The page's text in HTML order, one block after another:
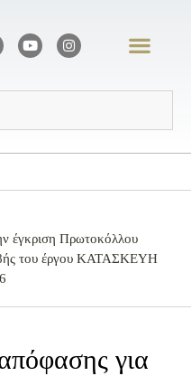
έγκριση Πρωτοκόλλου
του έργου ΚΑΤΑΣΚΕΥΗ
για